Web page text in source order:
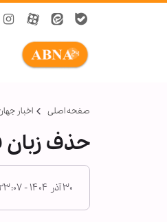
صفحه اصلی اخبار
حذف زبان
۳۰ آذر ۱۴۰۴ - ۲۳:۰۷